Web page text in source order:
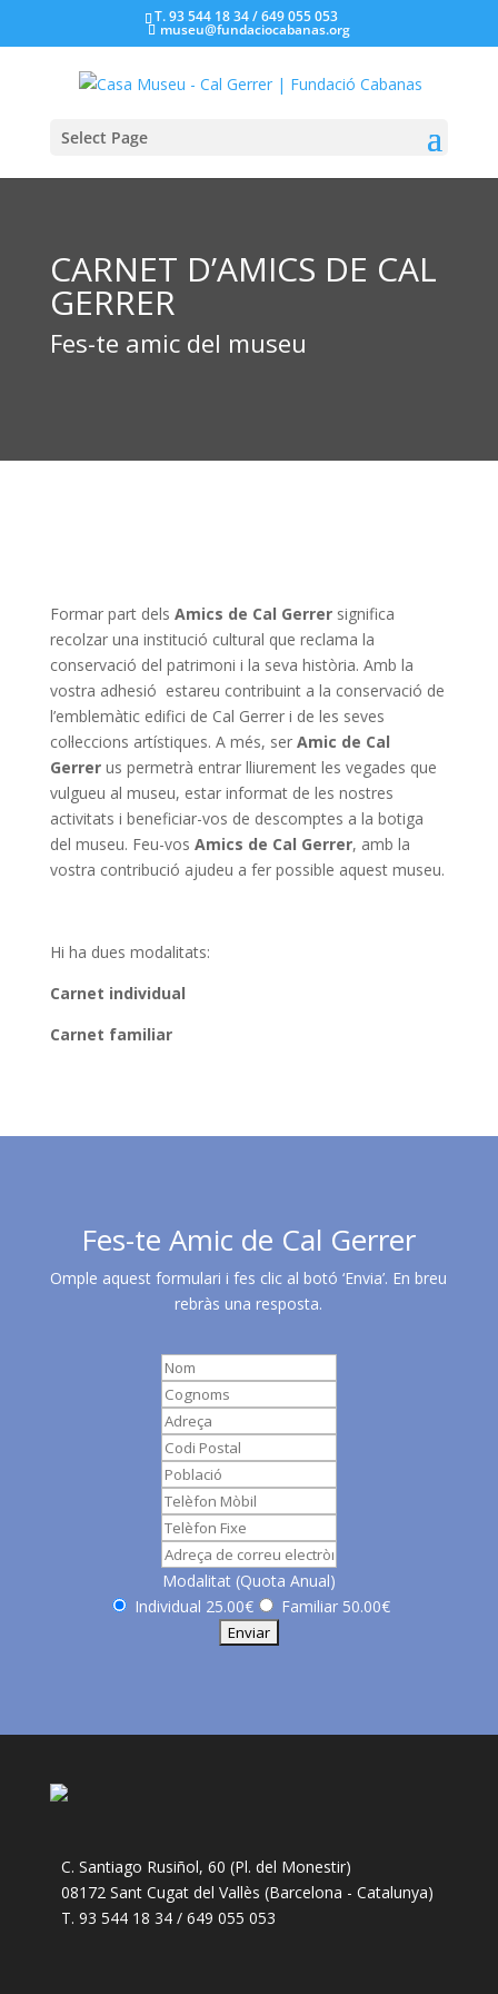
T. 93 544 18 34 / 649 055 053
museu@fundaciocabanas.org
Select Page
CARNET D’AMICS DE CAL
GERRER
Fes-te amic del museu
Formar part dels Amics de Cal Gerrersignifica
recolzar una institució cultural que reclama la
conservació del patrimoni i la seva història. Amb la
vostra adhesió estareu contribuint a la conservació de
l’emblemàtic edifici de Cal Gerrer i de les seves
col·leccions artístiques. A més, ser Amic de Cal
Gerrerus permetrà entrar lliurement les vegades que
vulgueu al museu, estar informat de les nostres
activitats i beneficiar-vos de descomptes a la botiga
del museu. Feu-vos Amics de Cal Gerrer, amb la
vostra contribució ajudeu a fer possible aquest museu.
Hi ha dues modalitats:
Carnet individual
Carnet familiar
Fes-te Amic de Cal Gerrer
Omple aquest formulari i fes clic al botó ‘Envia’. En breu
rebràs una resposta.
Modalitat (Quota Anual)
Individual 25.00€
Familiar 50.00€
C. Santiago Rusiñol, 60 (Pl. del Monestir)
08172 Sant Cugat del Vallès (Barcelona - Catalunya)
T. 93 544 18 34 / 649 055 053